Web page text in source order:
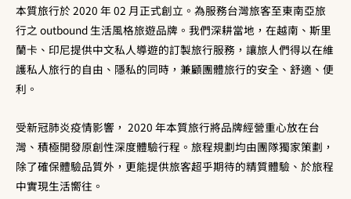
本質旅行於 2020 年 02 月正式創立。為服務台灣旅客至東南亞旅
行之 outbound 生活風格旅遊品牌。我們深耕當地，在越南、斯里
蘭卡、印尼提供中文私人導遊的訂製旅行服務，讓旅人們得以在維
護私人旅行的自由、隱私的同時，兼顧團體旅行的安全、舒適、便
利。
受新冠肺炎疫情影響， 2020 年本質旅行將品牌經營重心放在台
灣、積極開發原創性深度體驗行程。旅程規劃均由團隊獨家策劃，
除了確保體驗品質外，更能提供旅客超乎期待的精質體驗、於旅程
中實現生活嚮往。